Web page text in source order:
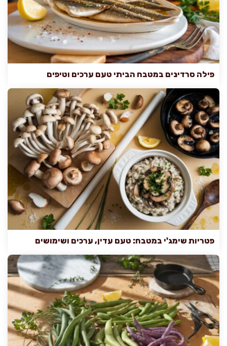
פילה סרדינים במטבח הביתי טעם ערכים וטיפים
פטריות שימג'י במטבח: טעם עדין, ערכים ושימושים